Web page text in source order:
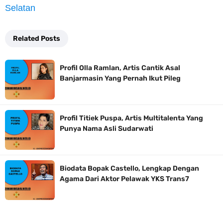
Selatan
Related Posts
Profil Olla Ramlan, Artis Cantik Asal
Banjarmasin Yang Pernah Ikut Pileg
Profil Titiek Puspa, Artis Multitalenta Yang
Punya Nama Asli Sudarwati
Biodata Bopak Castello, Lengkap Dengan
Agama Dari Aktor Pelawak YKS Trans7